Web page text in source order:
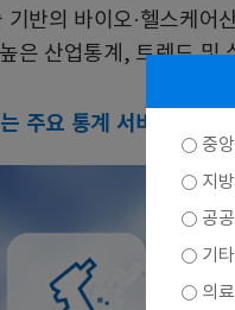
기반의 바이오·헬스케
은 산업통계, 트렌드 및
주요 통계 서비스
중
지
공
기
의